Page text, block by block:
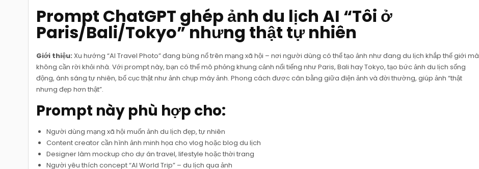
“Tôi
ở
Paris/Bali/Tokyo”
nhưng
thật
nhiên
Prompt ChatGPT ghép ảnh du lịch AI “Tôi ở
Paris/Bali/Tokyo” nhưng thật tự nhiên
Giới thiệu: Xu hướng “AI Travel Photo” đang bùng nổ trên mạng xã hội – nơi người dùng có thể tạo ảnh như đang du lịch khắp thế giới mà
không cần rời khỏi nhà. Với prompt này, bạn có thể mô phỏng khung cảnh nổi tiếng như Paris, Bali hay Tokyo, tạo bức ảnh du lịch sống
động, ánh sáng tự nhiên, bố cục thật như ảnh chụp máy ảnh. Phong cách được cân bằng giữa điện ảnh và đời thường, giúp ảnh “thật
nhưng đẹp hơn thật”.
Prompt này phù hợp cho:
Người dùng mạng xã hội muốn ảnh du lịch đẹp, tự nhiên
Content creator cần hình ảnh minh họa cho vlog hoặc blog du lịch
Designer làm mockup cho dự án travel, lifestyle hoặc thời trang
Người yêu thích concept “AI World Trip” – du lịch qua ảnh